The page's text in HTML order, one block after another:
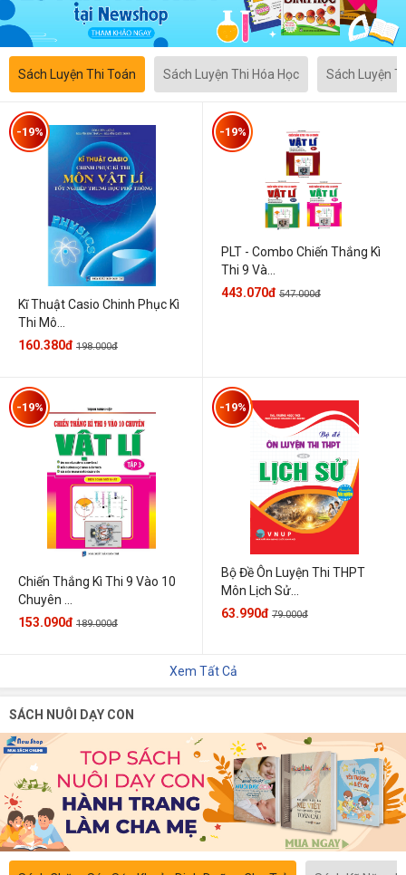
Sách Luyện Thi Toán Sách Luyện Thi Hóa Học Sách Luyện
Kĩ Thuật Casio Chinh Phục Kì
Thi Mô...
-19%
160.380đ 198.000đ
PLT - Combo Chiến Thắng Kì
Thi 9 Và...
-19%
443.070đ 547.000đ
Chiến Thắng Kì Thi 9 Vào 10
Chuyên ...
-19%
153.090đ 189.000đ
Bộ Đề Ôn Luyện Thi THPT
Môn Lịch Sử...
-19%
63.990đ 79.000đ
Xem Tất Cả
SÁCH NUÔI DẠY CON